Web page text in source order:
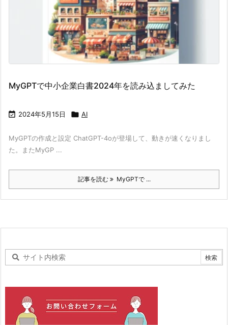
MyGPTで中小企業白書2024年を読み込ましてみた
 2024年5月15日  AI
MyGPTの作成と設定 ChatGPT-4oが登場して、動きが速くなりまし
た。またMyGP ...
記事を読む MyGPTで ...